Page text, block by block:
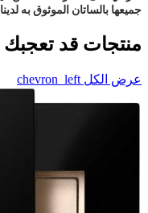
جميعها بالساتان الموثوق به لدينا
منتجات قد تعجبك
عرض الكل chevron_left